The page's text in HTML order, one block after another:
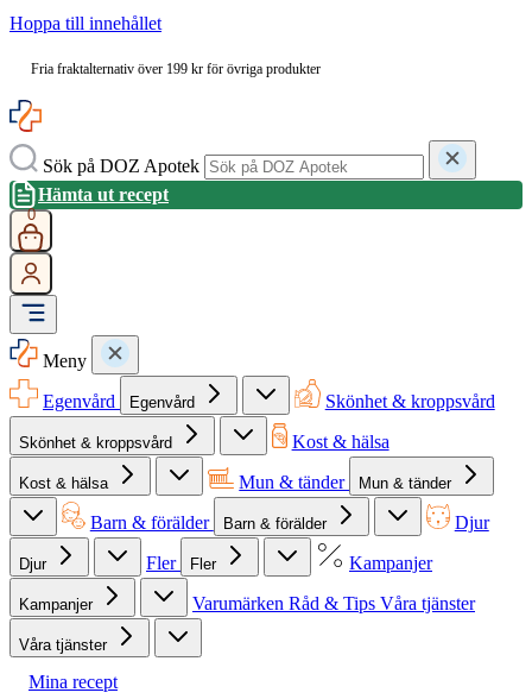
Hoppa till innehållet
Fria fraktalternativ över 199 kr för övriga produkter
Sök på DOZ Apotek
Hämta ut recept
0
Meny
Egenvård
Egenvård Skönhet & kroppsvård
Skönhet & kroppsvård Kost & hälsa
Kost & hälsa Mun & tänder Mun & tänder
Barn & förälder Barn & förälder Djur
Djur Fler Fler Kampanjer
Kampanjer Varumärken Råd & Tips Våra tjänster
Våra tjänster
Mina recept